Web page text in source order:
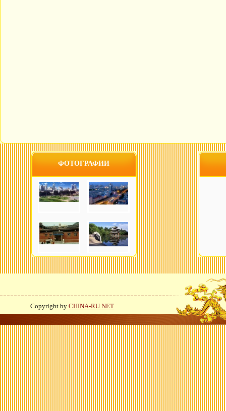
ФОТОГРАФИИ
Copyright by CHINA-RU.NET